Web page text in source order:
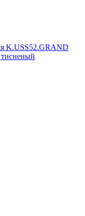
K.USS52.GRAND